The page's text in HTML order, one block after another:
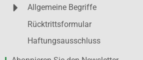
Allgemeine Begriffe
Rücktrittsformular
Haftungsausschluss